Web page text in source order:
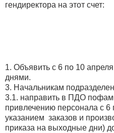
гендиректора на этот счет:
1. Объявить с 6 по 10
днями.
3. Начальникам
3.1. направить в ПДО
привлечению персонала с 6
указанием заказов и
приказа на выходные дни)